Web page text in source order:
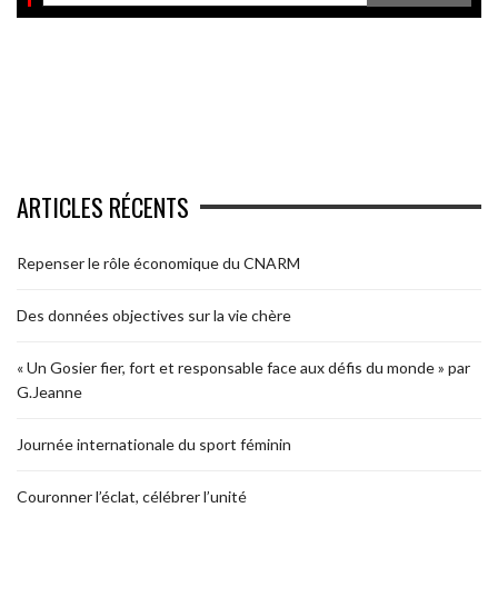
ARTICLES RÉCENTS
Repenser le rôle économique du CNARM
Des données objectives sur la vie chère
« Un Gosier fier, fort et responsable face aux défis du monde » par
G.Jeanne
Journée internationale du sport féminin
Couronner l’éclat, célébrer l’unité